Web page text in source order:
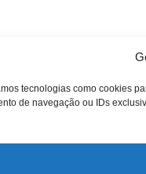
tecnologias como cookies
de navegação ou IDs